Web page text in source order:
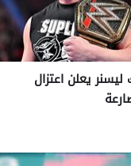
ليسنر يعلن اعتزال